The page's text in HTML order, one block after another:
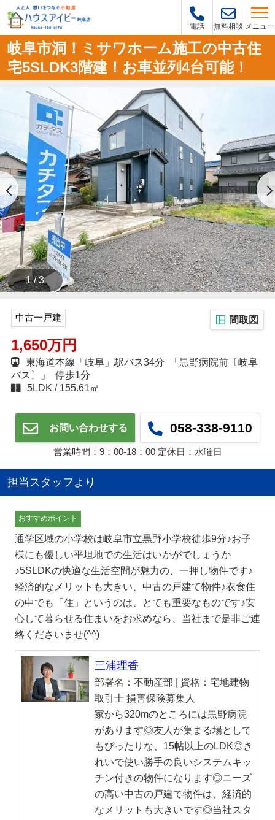
電話 無料相談 メニュー
岐阜市洞！ミサワホーム施工の中古住
宅5SLDK3階建！お車並列4台可能！
1 / 3
中古一戸建 間取図
1,650万円
東海道本線「岐阜」駅バス34分 「黒野病院前〔岐阜
バス〕」 停歩1分
5LDK
155.61㎡
お問い合わせする 058-338-9110
営業時間：9：00‐18：00 定休日：水曜日
担当スタッフより
おすすめポイント
通学区域の小学校は岐阜市立黒野小学校徒歩9分♪お子
様にも優しい平坦地での生活はいかがでしょうか
♪5SLDKの快適な生活空間が魅力の、一押し物件です♪
経済的なメリットも大きい、中古の戸建て物件♪衣食住
の中でも「住」というのは、とても重要なものです♪安
心して暮らせる住まいをお求めなら、当社まで是非ご連
絡くださいませ(^^)
三浦理香
部署名：不動産部 | 資格：宅地建物
取引士 損害保険募集人
家から320mのところには黒野病院
があります◎友人が集まる場として
もぴったりな、15帖以上のLDK◎き
れいで使い勝手の良いシステムキッ
チン付きの物件になります◎ニーズ
の高い中古の戸建て物件は、経済的
なメリットも大きいです◎当社スタ